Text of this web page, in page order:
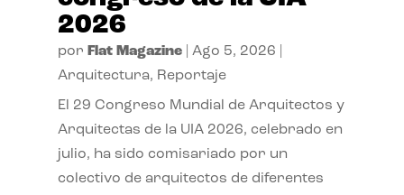
2026
por Flat Magazine| Ago 5, 2026
Arquitectura, Reportaje
El 29 Congreso Mundial de Arquitectos y
Arquitectas de la UIA 2026, celebrado en
julio, ha sido comisariado por un
colectivo de arquitectos de diferentes